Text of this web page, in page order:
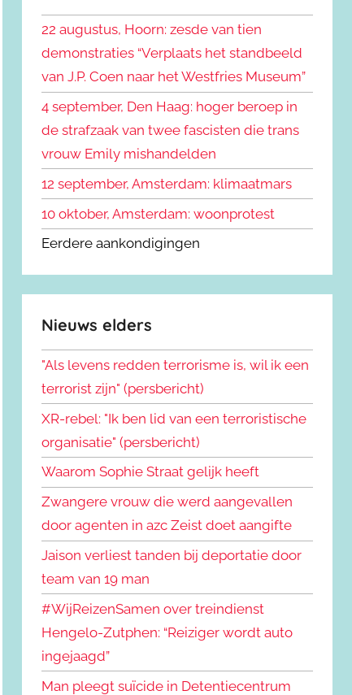
n
a
a
r
:
n
22 augustus, Hoorn: zesde van tien
demonstraties “Verplaats het standbeeld
van J.P. Coen naar het Westfries Museum”
4 september, Den Haag: hoger beroep in
de strafzaak van twee fascisten die trans
vrouw Emily mishandelden
12 september, Amsterdam: klimaatmars
10 oktober, Amsterdam: woonprotest
Eerdere aankondigingen
Nieuws elders
"Als levens redden terrorisme is, wil ik een
terrorist zijn" (persbericht)
XR-rebel: "Ik ben lid van een terroristische
organisatie" (persbericht)
Waarom Sophie Straat gelijk heeft
Zwangere vrouw die werd aangevallen
door agenten in azc Zeist doet aangifte
Jaison verliest tanden bij deportatie door
team van 19 man
#WijReizenSamen over treindienst
Hengelo-Zutphen: “Reiziger wordt auto
ingejaagd”
Man pleegt suïcide in Detentiecentrum